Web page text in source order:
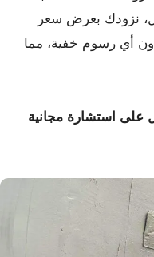
نزودك بعرض سعر
أي رسوم خفية، مما
0543006367 للحصول على استشارة مجانية